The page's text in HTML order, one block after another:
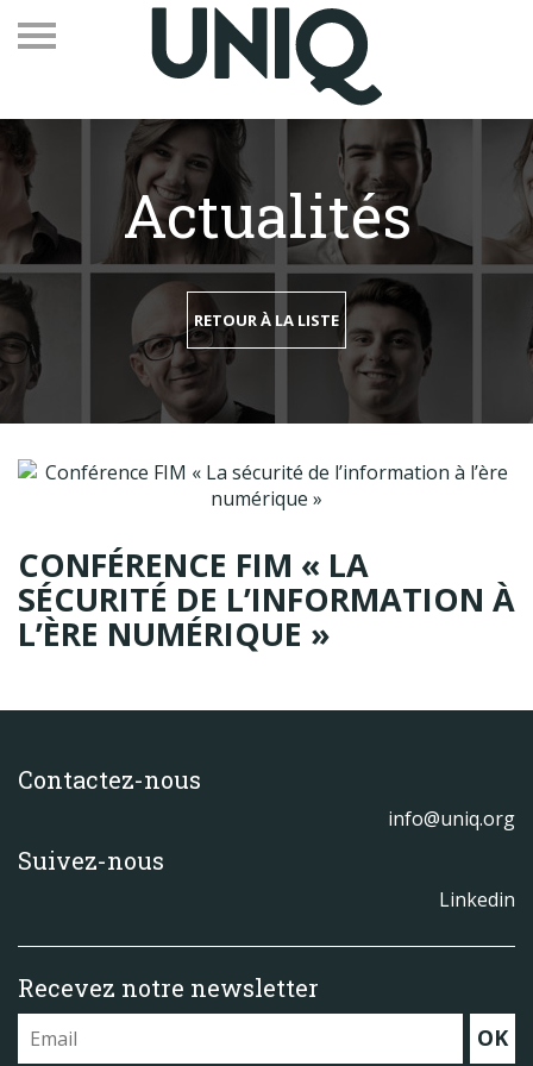
Recevez notre newsletter
Vos contacts
Espace adhérents
Linkedin
EN
Labels & normes
Partenaires
Actualités
RETOUR À LA LISTE
CONFÉRENCE FIM « LA
SÉCURITÉ DE L’INFORMATION À
L’ÈRE NUMÉRIQUE »
Contactez-nous
info@uniq.org
Suivez-nous
Linkedin
Recevez notre newsletter
OK